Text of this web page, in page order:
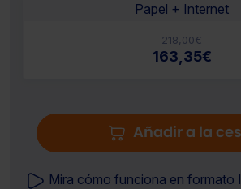
Papel + Internet
218,00€
163,35€
Añadir a la
Mira cómo funciona en formato